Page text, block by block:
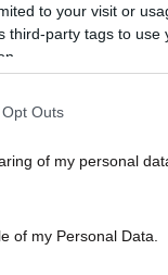
to your visit or
third-party tags to
Outs
of my personal
of my Personal Data.